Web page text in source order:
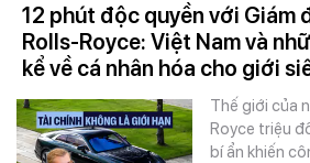
12 phút độc quyền với Giám
Rolls-Royce: Việt Nam và
kể về cá nhân hóa cho giới
Thế giới của
Royce triệu
bí ẩn khiến